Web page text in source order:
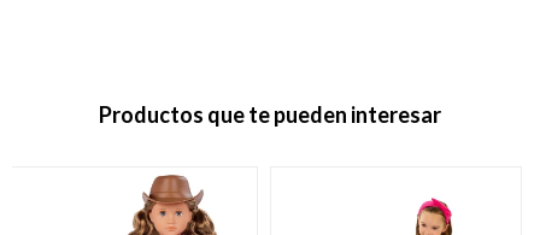
Productos que te pueden interesar